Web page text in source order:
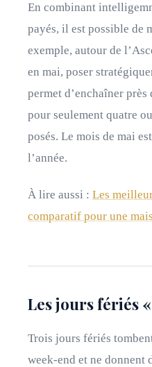
En combinant
payés, il est possible de
exemple, autour de
en mai, poser
permet d’enchaîner près
pour seulement quatre
posés. Le mois de mai
l’année.
À lire aussi : Les
comparatif pour une
Les jours fériés
Trois jours fériés
week-end et ne donnent